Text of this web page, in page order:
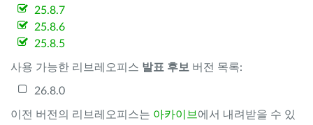
25.8.7
25.8.6
25.8.5
사용 가능한 리브레오피스 발표 후보 버전 목록:
26.8.0
이전 버전의 리브레오피스는 아카이브 에서 내려받을 수 있